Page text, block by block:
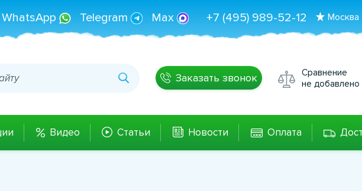
Москва
+7 (495) 989-52-12
WhatsApp Telegram Max
Заказать звонок
Сравнение
не добавлено
Видео Статьи Новости Оплата